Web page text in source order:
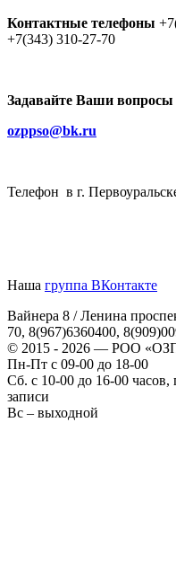
Контактные телефоны
+7(343) 310-27-70
Задавайте Ваши вопросы
ozppso@bk.ru
Телефон в г.
Наша группа ВКонтакте
Вайнера 8 / Ленина
70, 8(967)6360400,
© 2015 - 2026 — РОО
Пн-Пт с 09-00 до 18-00
Сб. с 10-00 до 16-00 часов,
записи
Вс – выходной